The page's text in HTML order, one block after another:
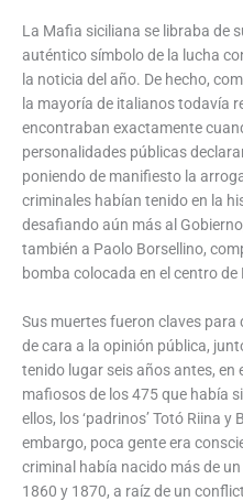
La Mafia siciliana se libraba de
auténtico símbolo de la lucha
la noticia del año. De hecho,
la mayoría de italianos todavía
encontraban exactamente
personalidades públicas
poniendo de manifiesto la
criminales habían tenido en la
desafiando aún más al
también a Paolo Borsellino,
bomba colocada en el centro de
Sus muertes fueron claves
de cara a la opinión pública,
tenido lugar seis años antes, en
mafiosos de los 475 que había
ellos, los ‘padrinos’ Totó Riina
embargo, poca gente era
criminal había nacido más de
1860 y 1870, a raíz de un